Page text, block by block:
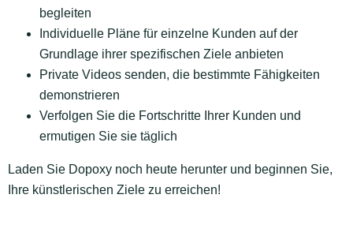
begleiten
Individuelle Pläne für einzelne Kunden auf der
Grundlage ihrer spezifischen Ziele anbieten
Private Videos senden, die bestimmte Fähigkeiten
demonstrieren
Verfolgen Sie die Fortschritte Ihrer Kunden und
ermutigen Sie sie täglich
Laden Sie Dopoxy noch heute herunter und beginnen Sie,
Ihre künstlerischen Ziele zu erreichen!